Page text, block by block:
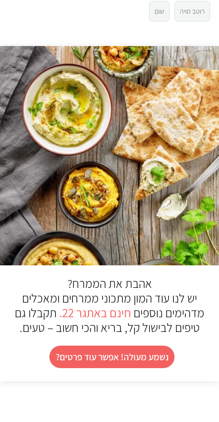
2
1
רוטב סויה שום
אהבת את הממרח?
יש לנו עוד המון מתכוני ממרחים ומאכלים
מדהימים נוספים חינם באתגר 22.
תקבלו גם
טיפים לבישול קל, בריא והכי חשוב – טעים.
נשמע מעולה! אפשר עוד פרטים?